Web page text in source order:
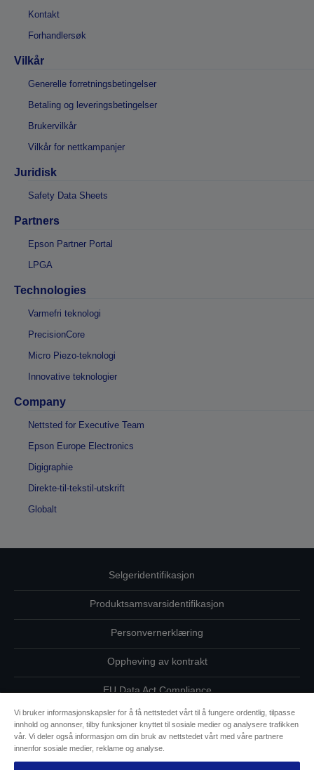
Kontakt
Forhandlersøk
Vilkår
Generelle forretningsbetingelser
Betaling og leveringsbetingelser
Brukervilkår
Vilkår for nettkampanjer
Juridisk
Safety Data Sheets
Partners
Epson Partner Portal
LPGA
Technologies
Varmefri teknologi
PrecisionCore
Micro Piezo-teknologi
Innovative teknologier
Company
Nettsted for Executive Team
Epson Europe Electronics
Digigraphie
Direkte-til-tekstil-utskrift
Globalt
Selgeridentifikasjon
Produktsamsvarsidentifikasjon
Personvernerklæring
Oppheving av kontrakt
EU Data Act Compliance
Ta kontakt med oss vedrørende personopplysningene dine
Informasjon om informasjonskapsler
Vi bruker informasjonskapsler for å få nettstedet vårt til å fungere ordentlig, tilpasse
innhold og annonser, tilby funksjoner knyttet til sosiale medier og analysere trafikken
vår. Vi deler også informasjon om din bruk av nettstedet vårt med våre partnere
innenfor sosiale medier, reklame og analyse.